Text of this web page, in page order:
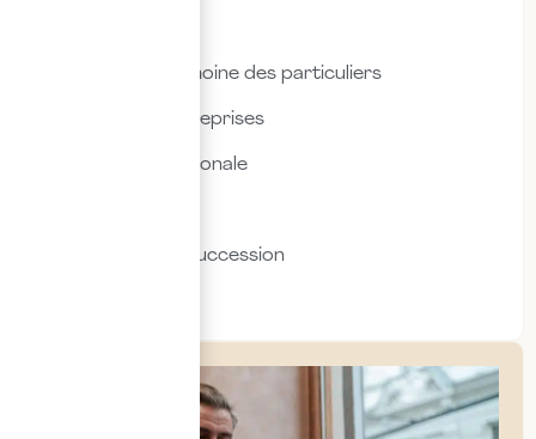
Fiscalité & patrimoine des particuliers
Fiscalité des entreprises
Fiscalité internationale
Transmission & succession